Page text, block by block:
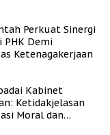
Perkuat Sinergi
PHK Demi
Ketenagakerjaan
Kabinet
Ketidakjelasan
Moral dan